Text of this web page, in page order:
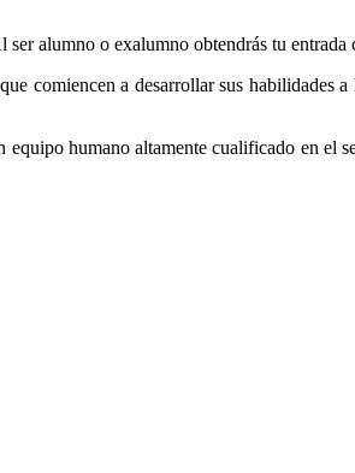
alumno o exalumno obtendrás tu entrada
comiencen a desarrollar sus habilidades a
equipo humano altamente cualificado en el